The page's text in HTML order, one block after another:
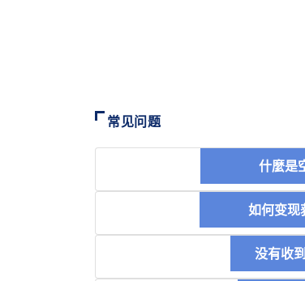
常见问题
什麼是
如何变现
没有收